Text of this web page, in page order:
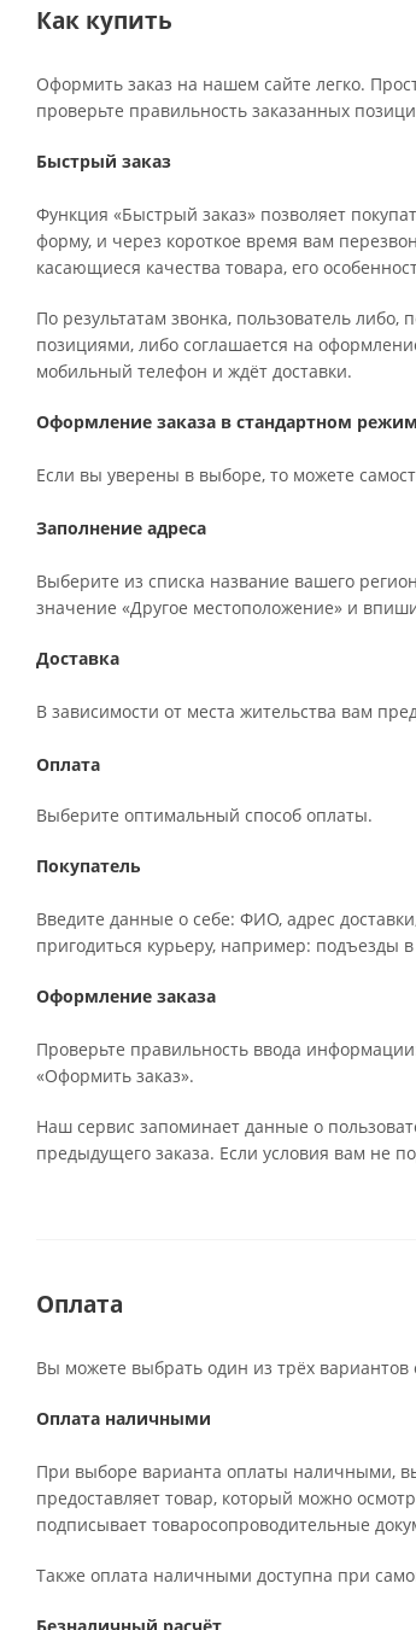
Как купить
Оформить заказ на нашем сайте легко.
проверьте правильность заказанных
Быстрый заказ
Функция «Быстрый заказ» позволяет
форму, и через короткое время вам
касающиеся качества товара, его
По результатам звонка, пользователь
позициями, либо соглашается на
мобильный телефон и ждёт доставки.
Оформление заказа в стандартном
Если вы уверены в выборе, то можете
Заполнение адреса
Выберите из списка название вашего
значение «Другое местоположение» и
Доставка
В зависимости от места жительства вам
Оплата
Выберите оптимальный способ оплаты.
Покупатель
Введите данные о себе: ФИО, адрес
пригодиться курьеру, например: подъезды
Оформление заказа
Проверьте правильность ввода
«Оформить заказ».
Наш сервис запоминает данные о
предыдущего заказа. Если условия вам не
Оплата
Вы можете выбрать один из трёх вариантов
Оплата наличными
При выборе варианта оплаты наличными,
предоставляет товар, который можно
подписывает товаросопроводительные
Также оплата наличными доступна при